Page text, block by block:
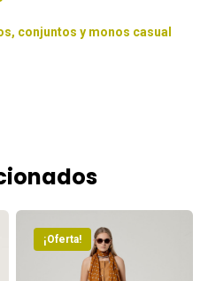
conjuntos y monos casual
¡Oferta!